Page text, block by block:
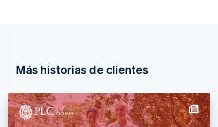
Más historias de clientes
English
Canadá
China continental
简体中文English
Chipre
English